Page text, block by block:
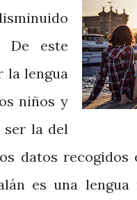
De este
la lengua
niños y
ser la del
datos
es una